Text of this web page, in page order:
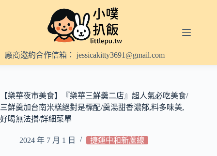
內
容
廠商邀約合作信箱： jessicakitty3691@gmail.com
【樂華夜市美食】『樂華三鮮羹二店』超人氣必吃美食/
三鮮羹加台南米糕絕對是標配/羹湯甜香濃郁,料多味美,
好喝無法擋/詳細菜單
2024 年 7 月 1 日 捷運中和新蘆線